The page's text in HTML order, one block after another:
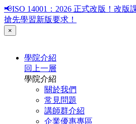
📢ISO 14001：2026 正式改版！改版
搶先學習新版要求！
×
學院介紹
回上一層
學院介紹
關於我們
常見問題
講師群介紹
企業優惠專區